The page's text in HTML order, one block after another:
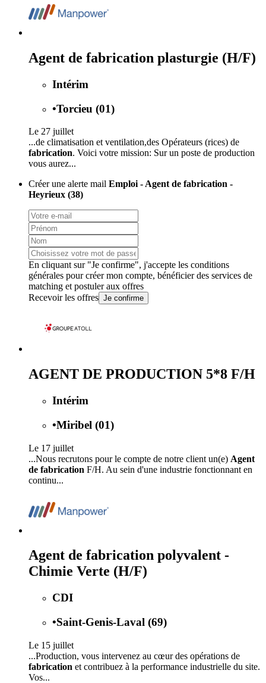
Agent de fabrication plasturgie (H/F)
Intérim
•Torcieu (01)
Le 27 juillet
...de climatisation et ventilation,des Opérateurs (rices) de
fabrication. Voici votre mission: Sur un poste de production
vous aurez...
Créer une alerte mail Emploi - Agent de fabrication -
Heyrieux (38)
En cliquant sur "Je confirme", j'accepte les conditions
générales pour créer mon compte, bénéficier des services de
matching et postuler aux offres
Recevoir les offres Je confirme
AGENT DE PRODUCTION 5*8 F/H
Intérim
•Miribel (01)
Le 17 juillet
...Nous recrutons pour le compte de notre client un(e) Agent
de fabrication F/H. Au sein d'une industrie fonctionnant en
continu...
Agent de fabrication polyvalent -
Chimie Verte (H/F)
CDI
•Saint-Genis-Laval (69)
Le 15 juillet
...Production, vous intervenez au cœur des opérations de
fabrication et contribuez à la performance industrielle du site.
Vos...